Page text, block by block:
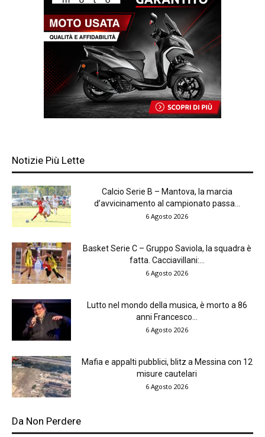
Notizie Più Lette
Calcio Serie B – Mantova, la marcia
d’avvicinamento al campionato passa...
6 Agosto 2026
Basket Serie C – Gruppo Saviola, la squadra è
fatta. Cacciavillani:...
6 Agosto 2026
Lutto nel mondo della musica, è morto a 86
anni Francesco...
6 Agosto 2026
Mafia e appalti pubblici, blitz a Messina con 12
misure cautelari
6 Agosto 2026
Da Non Perdere